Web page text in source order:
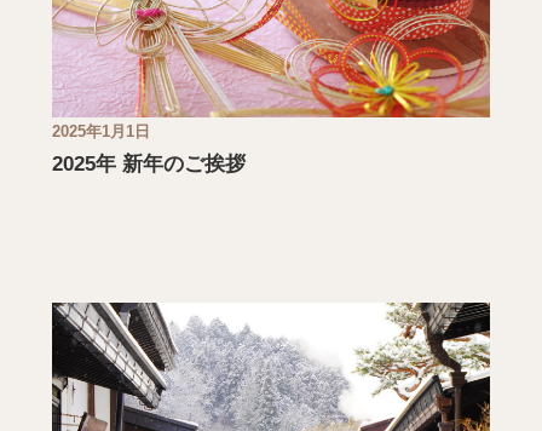
2025年1月1日
2025年 新年のご挨拶